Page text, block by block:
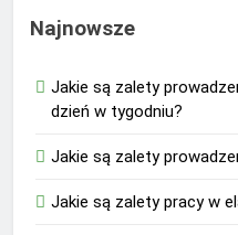
Najnowsze
Jakie są zalety
dzień w tygodniu?
Jakie są zalety
Jakie są zalety pracy w